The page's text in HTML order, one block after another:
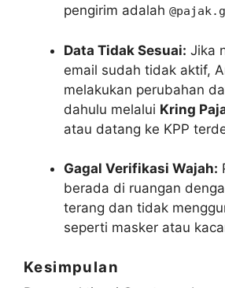
pengirim adalah
Data Tidak Sesuai: Jika
email sudah tidak aktif,
melakukan perubahan
dahulu melalui Kring
atau datang ke KPP
Gagal Verifikasi Wajah:
berada di ruangan
terang dan tidak
seperti masker atau
Kesimpulan